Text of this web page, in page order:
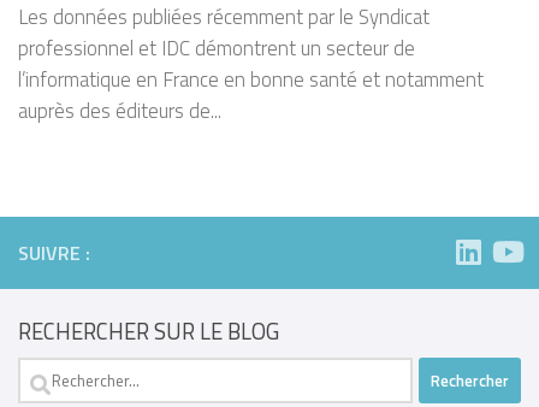
Les données publiées récemment par le Syndicat
professionnel et IDC démontrent un secteur de
l’informatique en France en bonne santé et notamment
auprès des éditeurs de...
SUIVRE :
RECHERCHER SUR LE BLOG
Rechercher :